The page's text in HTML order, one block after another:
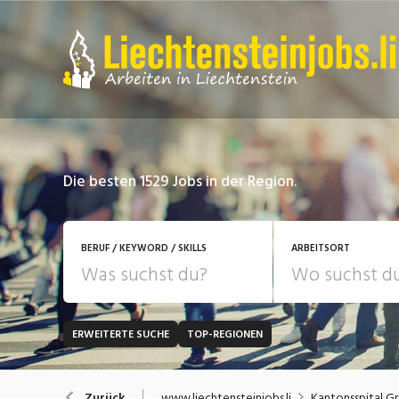
Die besten 1529 Jobs in der Region.
BERUF / KEYWORD / SKILLS ARBEITSORT
JOB-TYP
Festanstellung
Bank, Versicherung
ERWEITERTE SUCHE TOP-REGIONEN